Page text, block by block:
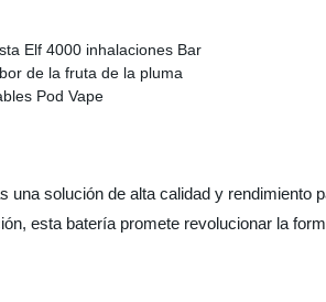
una solución de alta calidad y rendimiento
esta batería promete revolucionar la